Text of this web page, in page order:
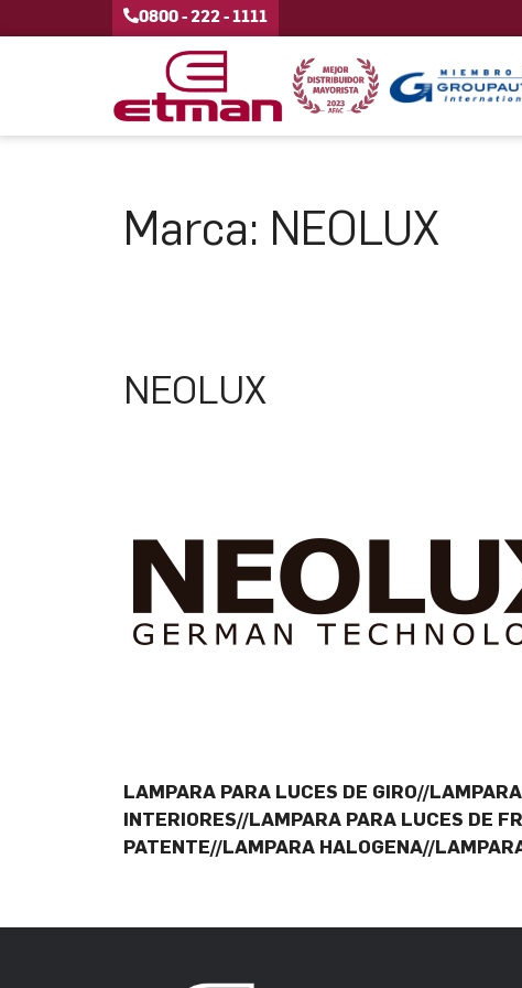
0800 - 222 - 1111
Marca: NEOLUX
NEOLUX
LAMPARA PARA LUCES DE GIRO//
INTERIORES//LAMPARA PARA LUCES DE
PATENTE//LAMPARA HALOGENA//